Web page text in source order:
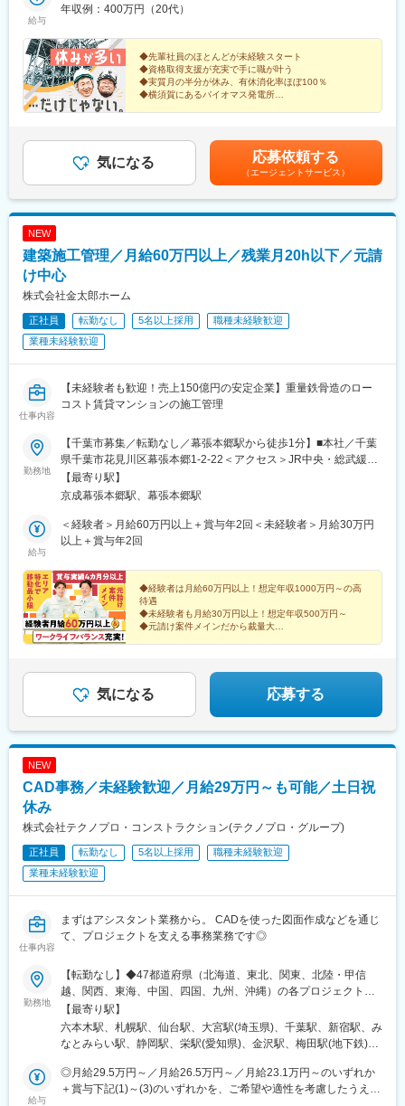
当面ありません。転勤がある場合でも、必ずご本人の意向を伺い
給与
年収例：400万円（20代）
◆先輩社員のほとんどが未経験スタート
◆資格取得支援が充実で手に職が叶う
◆実質月の半分が休み、有休消化率ほぼ100％
◆横須賀にあるバイオマス発電所
気になる 応募依頼する
（エージェントサービス）
NEW
建築施工管理／月給60万円以上／残業月20h以下／元請
け中心
株式会社金太郎ホーム
正社員 転勤なし 5名以上採用
職種未経験歓迎
業種未経験歓迎
仕事内容
【未経験者も歓迎！売上150億円の安定企業】重量鉄骨造のロー
コスト賃貸マンションの施工管理
勤務地
【千葉市募集／転勤なし／幕張本郷駅から徒歩1分】■本社／千葉
県千葉市花見川区幕張本郷1-2-22＜アクセス＞JR中央・総武緩行
線幕張本郷駅より徒歩1分※受動喫煙対策：屋内全面禁煙
【最寄り駅】
京成幕張本郷駅、幕張本郷駅
給与
＜経験者＞月給60万円以上＋賞与年2回＜未経験者＞月給30万円
以上＋賞与年2回
◆経験者は月給60万円以上！想定年収1000万円～の高
待遇
◆未経験者も月給30万円以上！想定年収500万円～
◆元請け案件メインだから裁量大
気になる 応募する
NEW
CAD事務／未経験歓迎／月給29万円～も可能／土日祝
休み
株式会社テクノプロ・コンストラクション(テクノプロ・グループ)
正社員 転勤なし 5名以上採用
職種未経験歓迎
業種未経験歓迎
仕事内容
まずはアシスタント業務から。 CADを使った図面作成などを通じ
て、プロジェクトを支える事務業務です◎
勤務地
【転勤なし】◆47都道府県（北海道、東北、関東、北陸・甲信
越、関西、東海、中国、四国、九州、沖縄）の各プロジェクト先※
希望勤務地にほぼ100％配属。希望のエリアを聞かせてくださ
い。※エリアにより異なる場合がありますが、希望エリアを管轄す
る支店内で配属されています。※U・Iターン支援あり（引越し費用
社内規定あり北海道 東北／青森、岩手、宮城、秋田、山形、福島
関東／東京、神奈川、千葉、埼玉、茨城、栃木、群馬 北陸・甲信
【最寄り駅】
六本木駅、札幌駅、仙台駅、大宮駅(埼玉県)、千葉駅、新宿駅、み
なとみらい駅、静岡駅、栄駅(愛知県)、金沢駅、梅田駅(地下鉄)、
際空港駅(鉄道)、伏見駅(愛知県)、鶴舞駅、上前津駅、国際センタ
ー駅、ナゴヤドーム前矢田駅、今治駅、大手町駅(愛媛県)、梅津寺
給与
◎月給29.5万円～／月給26.5万円～／月給23.1万円～のいずれか
＋賞与下記(1)～(3)のいずれかを、ご希望や適性を考慮したうえで